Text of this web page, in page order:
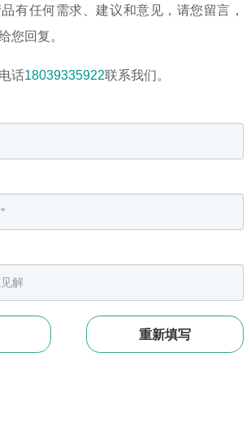
有任何需求、建议和意见，请您留言，
您回复。
话18039335922联系我们。